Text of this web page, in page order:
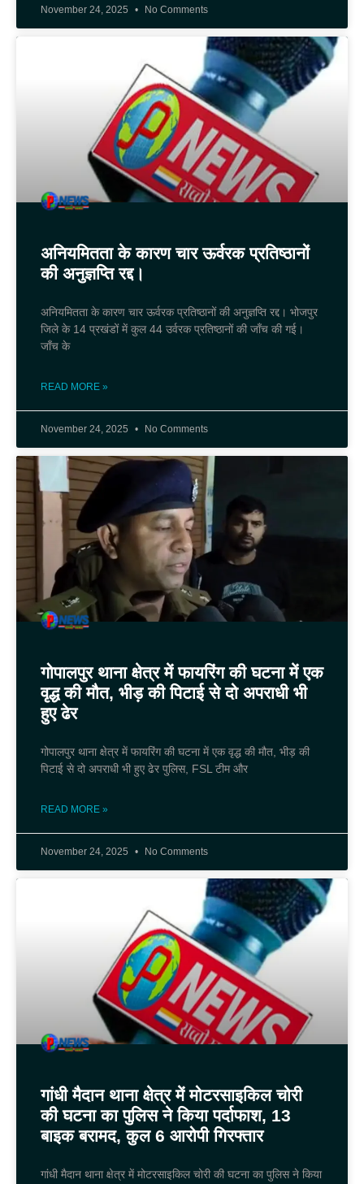
November 24, 2025 No Comments
अनियमितता के कारण चार ऊर्वरक प्रतिष्ठानों
की अनुज्ञप्ति रद्द।
अनियमितता के कारण चार ऊर्वरक प्रतिष्ठानों की अनुज्ञप्ति रद्द। भोजपुर
जिले के 14 प्रखंडों में कुल 44 उर्वरक प्रतिष्ठानों की जाँच की गई।
जाँच के
READ MORE »
November 24, 2025 No Comments
गोपालपुर थाना क्षेत्र में फायरिंग की घटना में एक
वृद्ध की मौत, भीड़ की पिटाई से दो अपराधी भी
हुए ढेर
गोपालपुर थाना क्षेत्र में फायरिंग की घटना में एक वृद्ध की मौत, भीड़ की
पिटाई से दो अपराधी भी हुए ढेर पुलिस, FSL टीम और
READ MORE »
November 24, 2025 No Comments
गांधी मैदान थाना क्षेत्र में मोटरसाइकिल चोरी
की घटना का पुलिस ने किया पर्दाफाश, 13
बाइक बरामद, कुल 6 आरोपी गिरफ्तार
गांधी मैदान थाना क्षेत्र में मोटरसाइकिल चोरी की घटना का पुलिस ने किया